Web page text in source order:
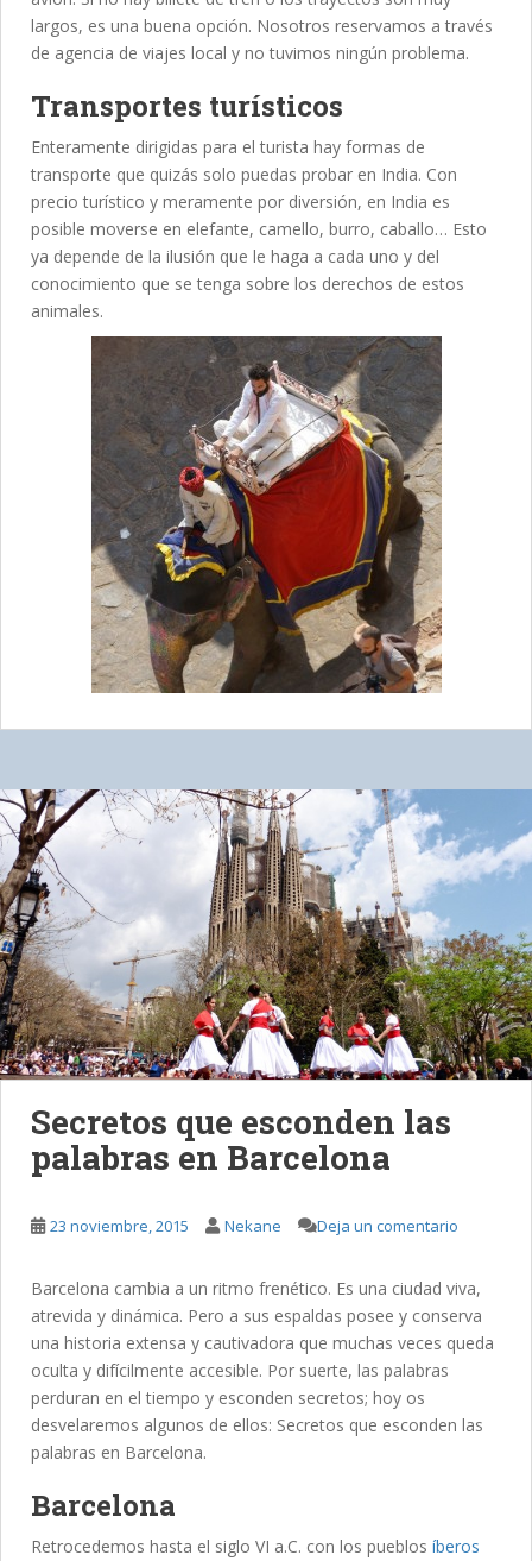
largos, es una buena opción. Nosotros reservamos a través
de agencia de viajes local y no tuvimos ningún problema.
Transportes turísticos
Enteramente dirigidas para el turista hay formas de
transporte que quizás solo puedas probar en India. Con
precio turístico y meramente por diversión, en India es
posible moverse en elefante, camello, burro, caballo… Esto
ya depende de la ilusión que le haga a cada uno y del
conocimiento que se tenga sobre los derechos de estos
animales.
Secretos que esconden las
palabras en Barcelona
23 noviembre, 2015 Nekane Deja un comentario
Barcelona cambia a un ritmo frenético. Es una ciudad viva,
atrevida y dinámica. Pero a sus espaldas posee y conserva
una historia extensa y cautivadora que muchas veces queda
oculta y difícilmente accesible. Por suerte, las palabras
perduran en el tiempo y esconden secretos; hoy os
desvelaremos algunos de ellos: Secretos que esconden las
palabras en Barcelona.
Barcelona
Retrocedemos hasta el siglo VI a.C. con los pueblos íberos